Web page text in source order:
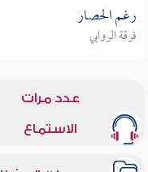
رغم الحصار
فرقة الروابي
عدد مرات
الاستماع